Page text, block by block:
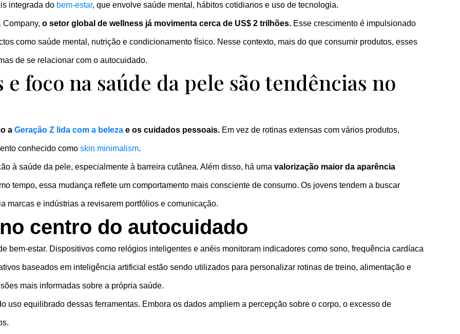
integrada do bem-estar, que envolve saúde mental, hábitos cotidianos e uso de tecnologia.
Company, o setor global de wellness já movimenta cerca de US$ 2 trilhões. Esse crescimento é impulsionado
como saúde mental, nutrição e condicionamento físico. Nesse contexto, mais do que consumir produtos, esses
de se relacionar com o autocuidado.
foco na saúde da pele são tendências no
a Geração Z lida com a beleza e os cuidados pessoais. Em vez de rotinas extensas com vários produtos,
conhecido como skin minimalism.
à saúde da pele, especialmente à barreira cutânea. Além disso, há uma valorização maior da aparência
tempo, essa mudança reflete um comportamento mais consciente de consumo. Os jovens tendem a buscar
marcas e indústrias a revisarem portfólios e comunicação.
centro do autocuidado
bem-estar. Dispositivos como relógios inteligentes e anéis monitoram indicadores como sono, frequência cardíaca
baseados em inteligência artificial estão sendo utilizados para personalizar rotinas de treino, alimentação e
mais informadas sobre a própria saúde.
uso equilibrado dessas ferramentas. Embora os dados ampliem a percepção sobre o corpo, o excesso de